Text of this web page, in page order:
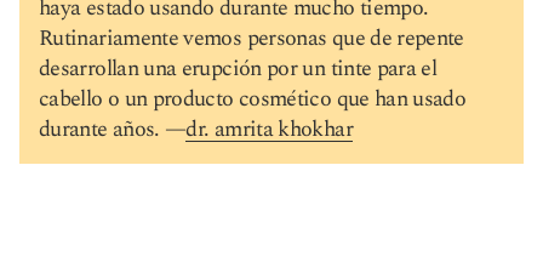
haya estado usando durante mucho tiempo.
Rutinariamente vemos personas que de repente
desarrollan una erupción por un tinte para el
cabello o un producto cosmético que han usado
durante años. —dr. amrita khokhar